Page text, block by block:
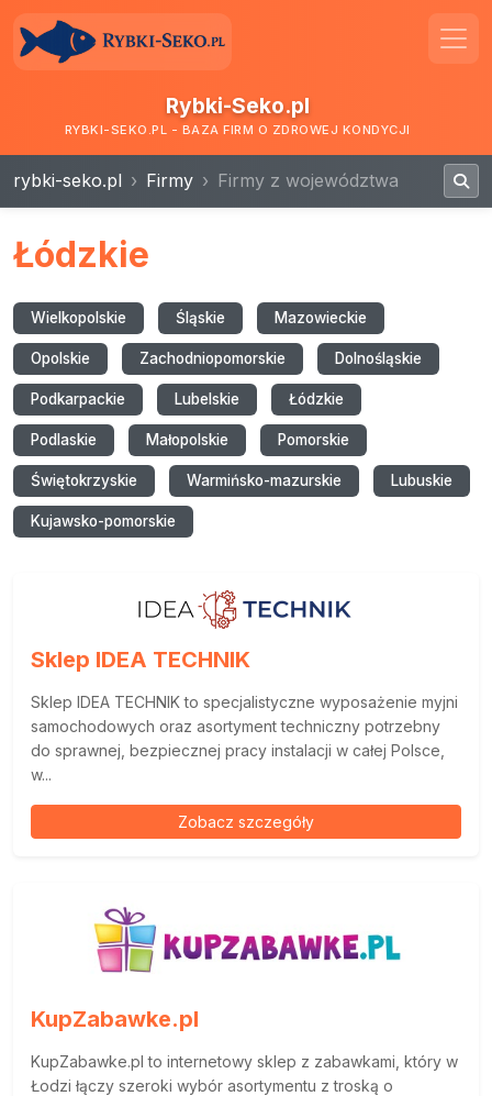
Rybki-Seko.pl
RYBKI-SEKO.PL - BAZA FIRM O ZDROWEJ KONDYCJI
rybki-seko.pl Firmy Firmy z województwa
Łódzkie
Wielkopolskie Śląskie Mazowieckie
Opolskie Zachodniopomorskie Dolnośląskie
Podkarpackie Lubelskie Łódzkie
Podlaskie Małopolskie Pomorskie
Świętokrzyskie Warmińsko-mazurskie Lubuskie
Kujawsko-pomorskie
Sklep IDEA TECHNIK
Sklep IDEA TECHNIK to specjalistyczne wyposażenie myjni
samochodowych oraz asortyment techniczny potrzebny
do sprawnej, bezpiecznej pracy instalacji w całej Polsce,
w...
Zobacz szczegóły
KupZabawke.pl
KupZabawke.pl to internetowy sklep z zabawkami, który w
Łodzi łączy szeroki wybór asortymentu z troską o